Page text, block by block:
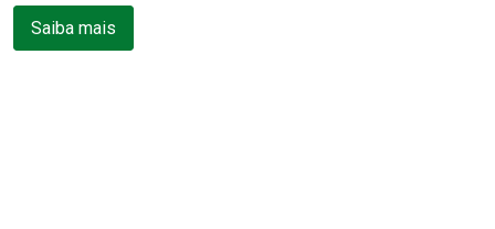
Saiba mais